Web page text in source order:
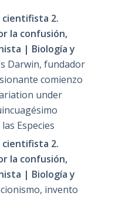
2.
la confusión,
| Biología y
Darwin, fundador
comienzo
under
Especies
2.
la confusión,
| Biología y
invento